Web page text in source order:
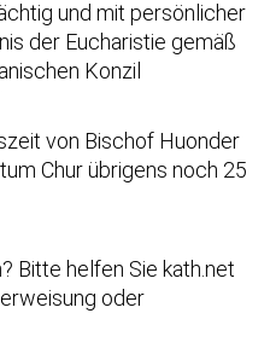
und mit persönlicher
der Eucharistie gemäß
Konzil
von Bischof Huonder
Chur übrigens noch 25
Bitte helfen Sie kath.net
oder